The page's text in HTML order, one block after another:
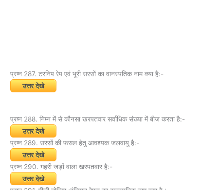
प्रष्न 287. टरनिप रेप एवं भूरी सरसों का वानस्पतिक नाम क्या है:-
उत्तर देखे
प्रष्न 288. निम्न में से कौनसा खरपतवार सर्वाधिक संख्या में बीज करता है:-
उत्तर देखे
प्रष्न 289. सरसों की फसल हेतु आवश्यक जलवायु है:-
उत्तर देखे
प्रष्न 290. गहरी जड़ों वाला खरपतवार है:-
उत्तर देखे